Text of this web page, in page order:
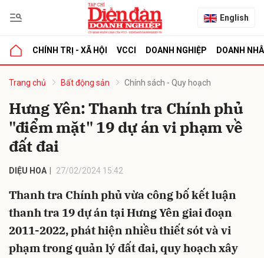
English
CHÍNH TRỊ - XÃ HỘI VCCI DOANH NGHIỆP DOANH
Trang chủ Bất động sản Chính sách - Quy hoạch
Hưng Yên: Thanh tra Chính phủ
"điểm mặt" 19 dự án vi phạm về
đất đai
DIỆU HOA 27/02/2024 15:42
Thanh tra Chính phủ vừa công bố kết luận
thanh tra 19 dự án tại Hưng Yên giai đoạn
2011-2022, phát hiện nhiều thiết sót và vi
phạm trong quản lý đất đai, quy hoạch xây
luận
Hủy